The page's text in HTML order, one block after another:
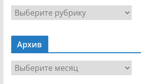
Н
а
в
г
Архив
р